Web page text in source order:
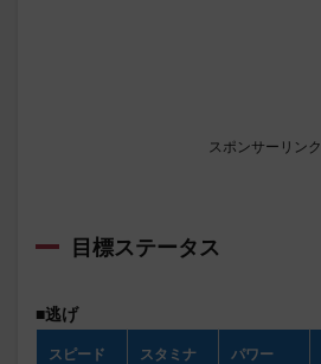
スポンサーリンク
目標ステータス
■逃げ
スピード スタミナ パワー